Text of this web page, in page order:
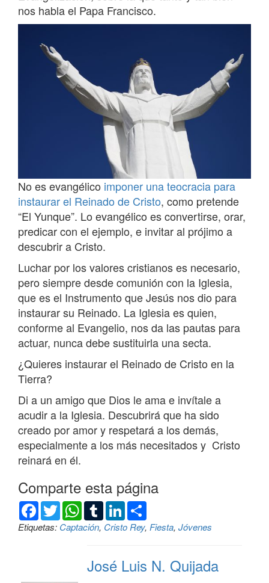
nos habla el Papa Francisco.
No es evangélico imponer una teocracia para
instaurar el Reinado de Cristo, como pretende
“El Yunque”. Lo evangélico es convertirse, orar,
predicar con el ejemplo, e invitar al prójimo a
descubrir a Cristo.
Luchar por los valores cristianos es necesario,
pero siempre desde comunión con la Iglesia,
que es el Instrumento que Jesús nos dio para
instaurar su Reinado. La Iglesia es quien,
conforme al Evangelio, nos da las pautas para
actuar, nunca debe sustituirla una secta.
¿Quieres instaurar el Reinado de Cristo en la
Tierra?
Di a un amigo que Dios le ama e invítale a
acudir a la Iglesia. Descubrirá que ha sido
creado por amor y respetará a los demás,
especialmente a los más necesitados y Cristo
reinará en él.
Comparte esta página
Facebook
TwitterWhatsApp
TumblrLinkedIn
Etiquetas: Captación, Cristo Rey, Fiesta, Jóvenes
José Luis N. Quijada